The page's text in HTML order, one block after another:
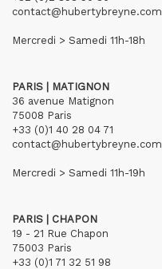
contact@hubertybreyne.com
Mercredi > Samedi 11h-18h
PARIS | MATIGNON
36 avenue Matignon
75008 Paris
+33 (0)1 40 28 04 71
contact@hubertybreyne.com
Mercredi > Samedi 11h-19h
PARIS | CHAPON
19 - 21 Rue Chapon
75003 Paris
+33 (0)1 71 32 51 98